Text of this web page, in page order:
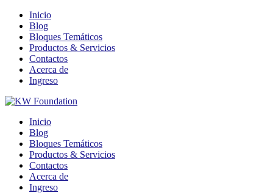
Inicio
Blog
Bloques Temáticos
Productos & Servicios
Contactos
Acerca de
Ingreso
Inicio
Blog
Bloques Temáticos
Productos & Servicios
Contactos
Acerca de
Ingreso